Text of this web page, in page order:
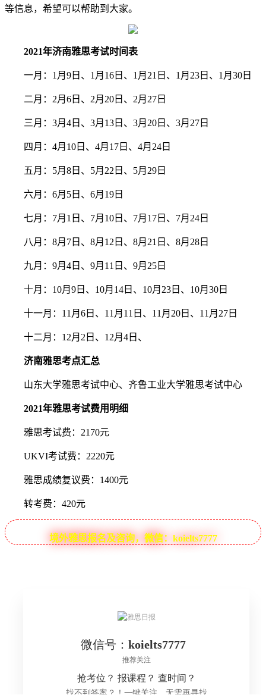
等信息，希望可以帮助到大家。
2021年济南雅思考试时间表
一月：1月9日、1月16日、1月21日、1月23日、1月30日
二月：2月6日、2月20日、2月27日
三月：3月4日、3月13日、3月20日、3月27日
四月：4月10日、4月17日、4月24日
五月：5月8日、5月22日、5月29日
六月：6月5日、6月19日
七月：7月1日、7月10日、7月17日、7月24日
八月：8月7日、8月12日、8月21日、8月28日
九月：9月4日、9月11日、9月25日
十月：10月9日、10月14日、10月23日、10月30日
十一月：11月6日、11月11日、11月20日、11月27日
十二月：12月2日、12月4日、
济南雅思考点汇总
山东大学雅思考试中心、齐鲁工业大学雅思考试中心
2021年雅思考试费用明细
雅思考试费：2170元
UKVI考试费：2220元
雅思成绩复议费：1400元
转考费：420元
境外雅思报名及咨询，微信：koielts7777